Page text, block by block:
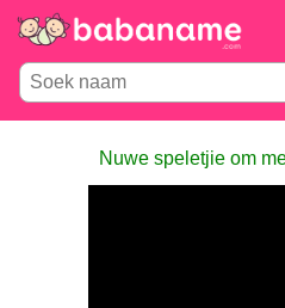
Nuwe speletjie om